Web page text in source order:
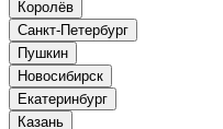
Королёв
Санкт-Петербург
Пушкин
Новосибирск
Екатеринбург
Казань